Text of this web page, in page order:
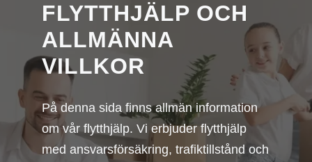
FLYTTHJÄLP OCH
ALLMÄNNA
VILLKOR
På denna sida finns allmän information
om vår flytthjälp. Vi erbjuder flytthjälp
med ansvarsförsäkring, trafiktillstånd och